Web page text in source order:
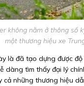
không nằm ở thông
một thương hiệu xe
là đã tạo dựng được
dàng tìm thấy đại lý
những thương hiệu